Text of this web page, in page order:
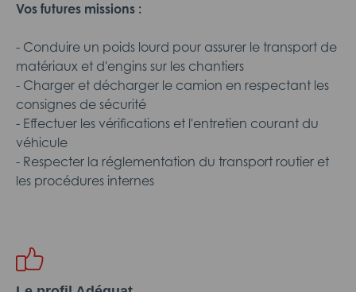
Vos futures missions :
- Conduire un poids lourd pour assurer le transport de
matériaux et d'engins sur les chantiers
- Charger et décharger le camion en respectant les
consignes de sécurité
- Effectuer les vérifications et l'entretien courant du
véhicule
- Respecter la réglementation du transport routier et
les procédures internes